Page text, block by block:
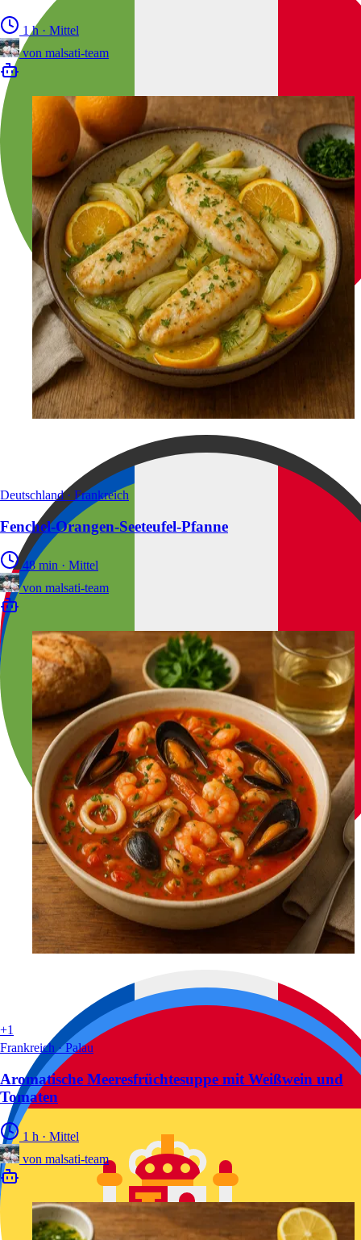
1 h · Mittel
von malsati-team
Deutschland · Frankreich
Fenchel-Orangen-Seeteufel-Pfanne
48 min · Mittel
von malsati-team
+1
Frankreich · Palau
Aromatische Meeresfrüchtesuppe mit Weißwein und
Tomaten
1 h · Mittel
von malsati-team